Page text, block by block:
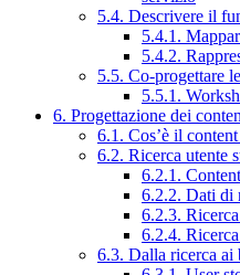
5.4. Descrivere il
5.4.1.
5.4.2.
5.5. Co-progettare
5.5.1.
6. Progettazione dei
6.1. Cos’è il
6.2. Ricerca utente
6.2.1.
6.2.2. Dati di
6.2.3.
6.2.4.
6.3. Dalla ricerca ai